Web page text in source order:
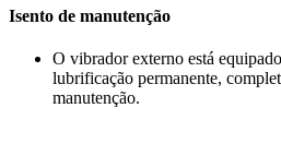
Isento de manutenção
O vibrador externo está
lubrificação permanente,
manutenção.